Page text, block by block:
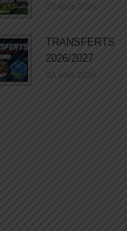
03 août 2026
TRANSFERTS
2026/2027
03 août 2026